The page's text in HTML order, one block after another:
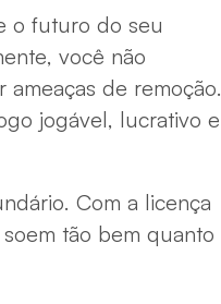
o futuro do seu
você não
de remoção.
jogável, lucrativo e
Com a licença
tão bem quanto